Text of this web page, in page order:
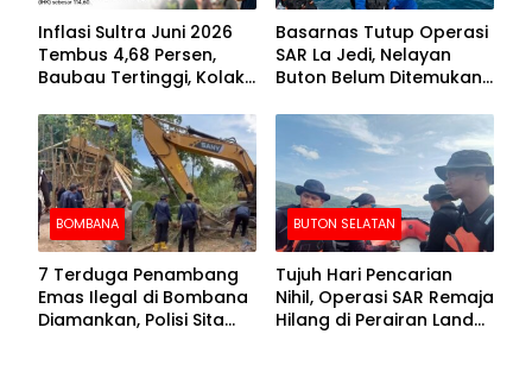
Inflasi Sultra Juni 2026
Tembus 4,68 Persen,
Baubau Tertinggi, Kolaka
Basarnas Tutup Operasi
SAR La Jedi, Nelayan
Buton Belum Ditemukan
BOMBANA
7 Terduga Penambang
Emas Ilegal di Bombana
Diamankan, Polisi Sita
BUTON SELATAN
Tujuh Hari Pencarian
Nihil, Operasi SAR Remaja
Hilang di Perairan Lande